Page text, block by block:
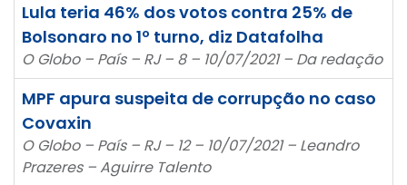
Lula teria 46% dos votos contra 25% de
Bolsonaro no 1º turno, diz Datafolha
O Globo – País – RJ – 8 – 10/07/2021 – Da redação
MPF apura suspeita de corrupção no caso
Covaxin
O Globo – País – RJ – 12 – 10/07/2021 – Leandro
Prazeres – Aguirre Talento